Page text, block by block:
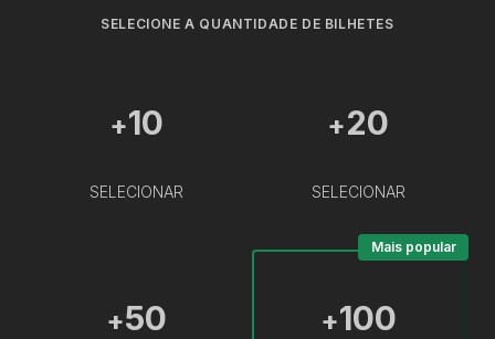
SELECIONE A QUANTIDADE DE BILHETES
+10
SELECIONAR
+20
SELECIONAR
+50 +100
Mais popular